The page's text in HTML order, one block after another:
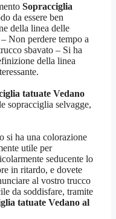
Sopracciglia
da essere ben
della linea delle
Non perdere tempo a
sbavato – Si ha
della linea
tatuate Vedano
sopracciglia selvagge,
si ha una colorazione
utile per
seducente lo
in ritardo, e dovete
al vostro trucco
da soddisfare, tramite
tatuate Vedano al